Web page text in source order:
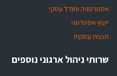
אסטרטגיה ומודל עסקי
ייעוץ אסטרטגי
תכנית עסקית
שרותי ניהול ארגוני נוספים